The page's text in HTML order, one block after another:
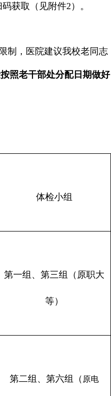
获取（见附件2 ）。
制，医院建议我校老同志
照老干部处分配日期做好
体检小组
第一组、第三组（原职大
等）
第二组、第六组（ 原电